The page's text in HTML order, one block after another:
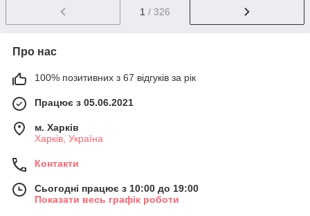
1 / 326
Про нас
100% позитивних з 67 відгуків за рік
Працює з 05.06.2021
м. Харків
Харків, Україна
Контакти
Сьогодні працює з 10:00 до 19:00
Показати весь графік роботи